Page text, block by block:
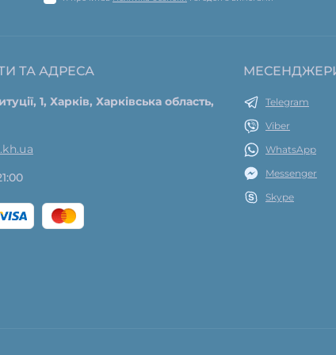
ТА АДРЕСА
1, Харків, Харківська область,
Telegram
Viber
WhatsApp
Messenger
Skype